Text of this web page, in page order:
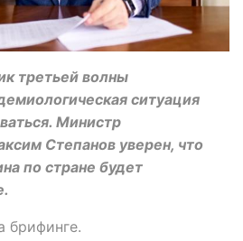
третьей волны
ситуация
Министр
Степанов уверен, что
по стране будет
брифинге.